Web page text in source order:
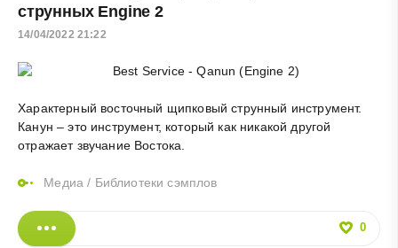
струнных Engine 2
14/04/2022 21:22
Характерный восточный щипковый струнный инструмент.
Канун – это инструмент, который как никакой другой
отражает звучание Востока.
Медиа / Библиотеки сэмплов
0